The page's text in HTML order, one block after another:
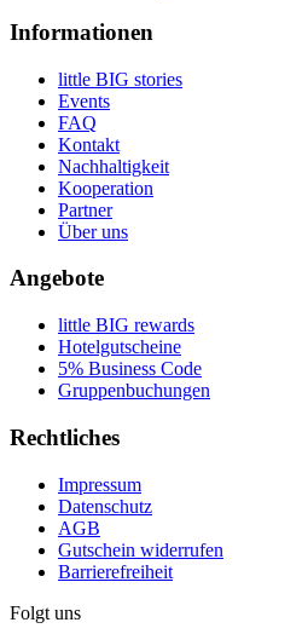
Informationen
little BIG stories
Events
FAQ
Kontakt
Nachhaltigkeit
Kooperation
Partner
Über uns
Angebote
little BIG rewards
Hotelgutscheine
5% Business Code
Gruppenbuchungen
Rechtliches
Impressum
Datenschutz
AGB
Gutschein widerrufen
Barrierefreiheit
Folgt uns